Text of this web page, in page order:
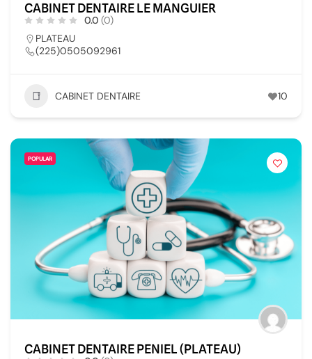
CABINET DENTAIRE LE MANGUIER
0.0 (0)
PLATEAU
(225)0505092961
CABINET DENTAIRE 10
POPULAR
CABINET DENTAIRE PENIEL (PLATEAU)